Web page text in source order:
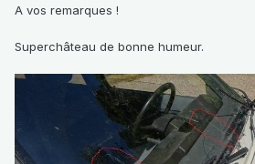
A vos remarques !
Superchâteau de bonne humeur.